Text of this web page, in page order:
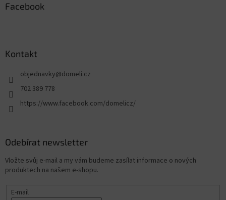
Facebook
Kontakt
objednavky@domeli.cz
702 389 778
https://www.facebook.com/domelicz/
Odebírat newsletter
Vložte svůj e-mail a my vám budeme zasílat informace o nových
produktech na našem e-shopu.
E-mail